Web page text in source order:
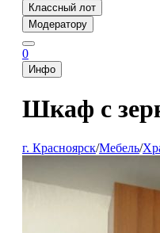
Классный лот
Модератору
0
Инфо
Шкаф с
г. Красноярск/Мебель/